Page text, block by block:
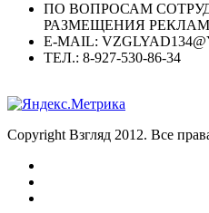
ПО ВОПРОСАМ
РАЗМЕЩЕНИЯ
E-MAIL:
ТЕЛ.: 8-927-530-86-34
Copyright Взгляд 2012. Все